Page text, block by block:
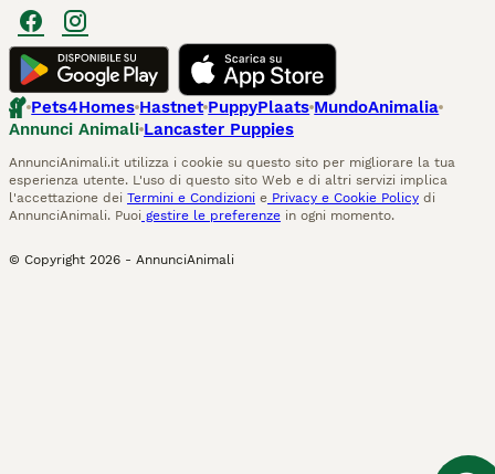
Pets4Homes Hastnet PuppyPlaats MundoAnimalia
Annunci Animali Lancaster Puppies
AnnunciAnimali.it utilizza i cookie su questo sito per migliorare la tua
esperienza utente. L'uso di questo sito Web e di altri servizi implica
l'accettazione dei Termini e Condizioni e Privacy e Cookie Policy di
AnnunciAnimali. Puoi gestire le preferenze in ogni momento.
© Copyright 2026 - AnnunciAnimali